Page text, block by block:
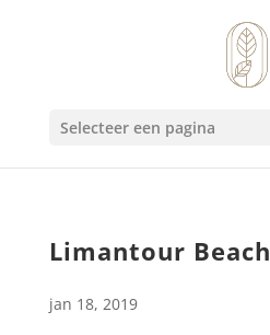
Selecteer een pagina
Limantour Beach
jan 18, 2019